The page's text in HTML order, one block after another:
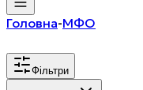
Головна-МФО
Фільтри